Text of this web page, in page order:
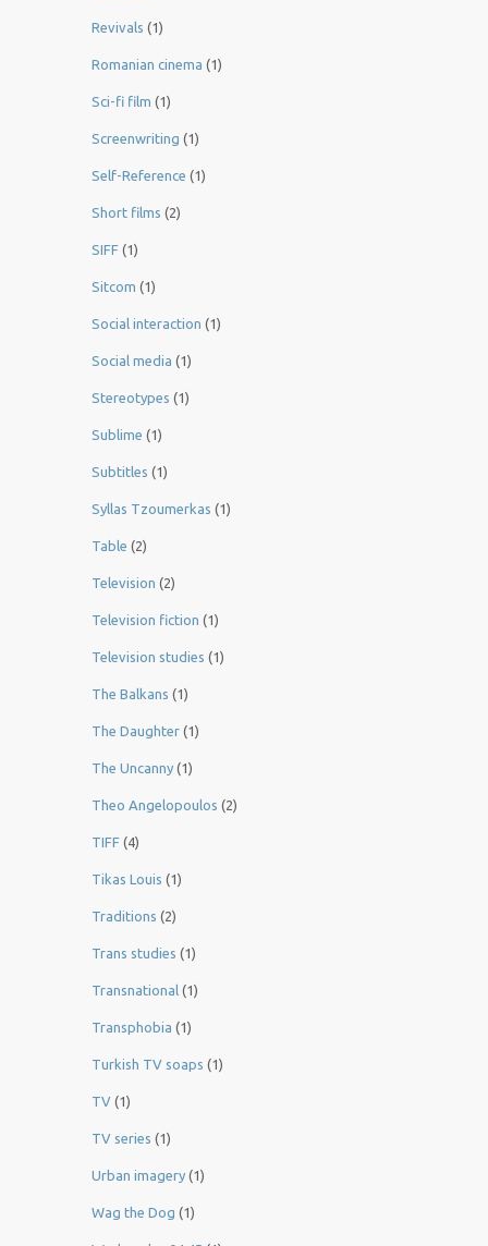
Revivals (1)
Romanian cinema (1)
Sci-fi film (1)
Screenwriting (1)
Self-Reference (1)
Short films (2)
SIFF (1)
Sitcom (1)
Social interaction (1)
Social media (1)
Stereotypes (1)
Sublime (1)
Subtitles (1)
Syllas Tzoumerkas (1)
Table (2)
Television (2)
Television fiction (1)
Television studies (1)
The Balkans (1)
The Daughter (1)
The Uncanny (1)
Theo Angelopoulos (2)
TIFF (4)
Tikas Louis (1)
Traditions (2)
Trans studies (1)
Transnational (1)
Transphobia (1)
Turkish TV soaps (1)
TV (1)
TV series (1)
Urban imagery (1)
Wag the Dog (1)